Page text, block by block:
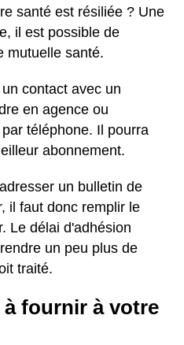
santé est résiliée ? Une
il est possible de
mutuelle santé.
contact avec un
en agence ou
téléphone. Il pourra
abonnement.
un bulletin de
il faut donc remplir le
Le délai d'adhésion
un peu plus de
traité.
fournir à votre